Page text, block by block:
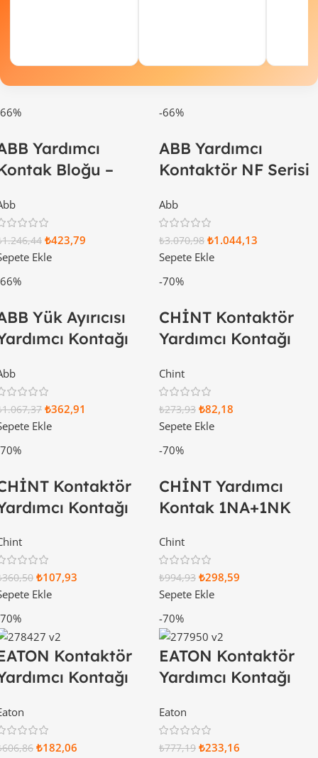
Yardımcı
Bloğu –
1.246,44 ₺423,79
Ekle
-66%
ABB Yardımcı
Kontaktör NF Serisi
1SBH137001R1371
Abb
₺3.070,98 ₺1.044,13
Sepete Ekle
Yük Ayırıcısı
Kontağı
1.067,37 ₺362,91
Ekle
-70%
CHİNT Kontaktör
Yardımcı Kontağı
Chint
₺273,93 ₺82,18
Sepete Ekle
Kontaktör
Kontağı
360,50 ₺107,93
Ekle
-70%
CHİNT Yardımcı
Kontak 1NA+1NK
Chint
₺994,93 ₺298,59
Sepete Ekle
Kontaktör
Kontağı
606,86 ₺182,06
-70%
EATON Kontaktör
Yardımcı Kontağı
Eaton
₺777,19 ₺233,16